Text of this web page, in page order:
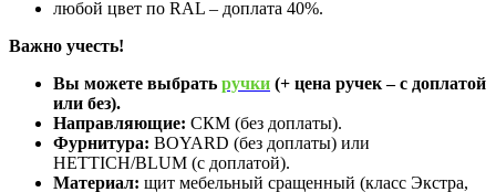
любой цвет по RAL – доплата 40%.
Важно учесть!
Вы можете выбрать ручки (+ цена ручек – с доплатой
или без).
Направляющие: СКМ (без доплаты).
Фурнитура: BOYARD (без доплаты) или
HETTICH/BLUM (с доплатой).
Материал: щит мебельный сращенный (класс Экстра,